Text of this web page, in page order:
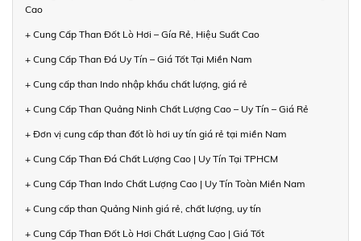
Cao
+ Cung Cấp Than Đốt Lò Hơi – Gía Rẻ, Hiệu Suất Cao
+ Cung Cấp Than Đá Uy Tín – Giá Tốt Tại Miền Nam
+ Cung cấp than Indo nhập khẩu chất lượng, giá rẻ
+ Cung Cấp Than Quảng Ninh Chất Lượng Cao – Uy Tín – Giá Rẻ
+ Đơn vị cung cấp than đốt lò hơi uy tín giá rẻ tại miền Nam
+ Cung Cấp Than Đá Chất Lượng Cao | Uy Tín Tại TPHCM
+ Cung Cấp Than Indo Chất Lượng Cao | Uy Tín Toàn Miền Nam
+ Cung cấp than Quảng Ninh giá rẻ, chất lượng, uy tín
+ Cung Cấp Than Đốt Lò Hơi Chất Lượng Cao | Giá Tốt